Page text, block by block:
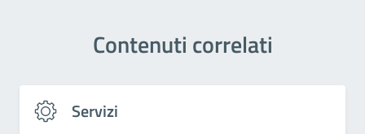
Contenuti correlati
Servizi